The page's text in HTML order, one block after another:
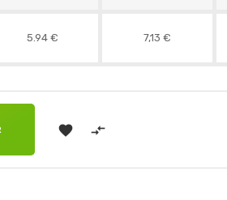
5.94 € 7,13 €
 